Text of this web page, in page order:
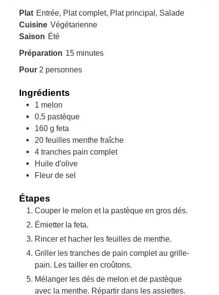
Plat Entrée, Plat complet, Plat principal, Salade
Cuisine Végétarienne
Saison Été
Préparation 15minutes
minutes
Pour 2 personnes
Ingrédients
1 melon
0,5 pastèque
160 g feta
20 feuilles menthe fraîche
4 tranches pain complet
Huile d'olive
Fleur de sel
Étapes
Couper le melon et la pastèque en gros dés.
Émietter la feta.
Rincer et hacher les feuilles de menthe.
Griller les tranches de pain complet au grille-
pain. Les tailler en croûtons.
Mélanger les dés de melon et de pastèque
avec la menthe. Répartir dans les assiettes.